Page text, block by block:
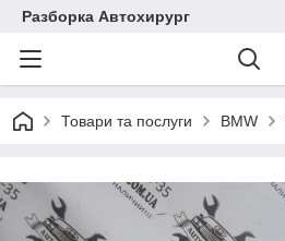
Разборка Автохирург
Товари та послуги BMW